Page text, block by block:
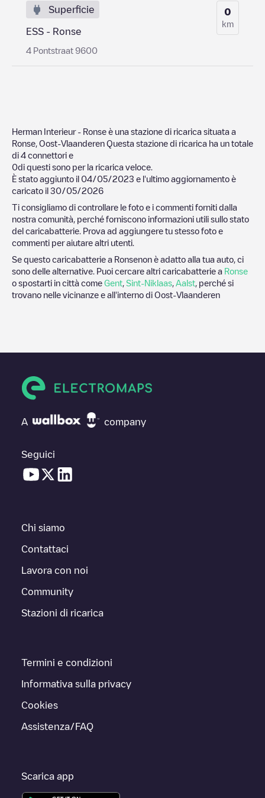
Superficie
ESS - Ronse
4 Pontstraat 9600
0
km
Herman Interieur - Ronse è una stazione di ricarica situata a
Ronse Oost-Vlaanderen Questa stazione di ricarica ha un totale
di 4 connettori e
0di questi sono per la ricarica veloce.
È stato aggiunto il 04/05/2023 e l'ultimo aggiornamento è
caricato il 30/05/2026
Ti consigliamo di controllare le foto e i commenti forniti dalla
nostra comunità, perché forniscono informazioni utili sullo stato
del caricabatterie. Prova ad aggiungere tu stesso foto e
commenti per aiutare altri utenti.
Se questo caricabatterie a Ronsenon è adatto alla tua auto, ci
sono delle alternative. Puoi cercare altri caricabatterie a Ronse
o spostarti in città come Gent Sint-Niklaas Aalst , perché si
trovano nelle vicinanze e all'interno di Oost-Vlaanderen
A company
Seguici
Chi siamo
Contattaci
Lavora con noi
Community
Stazioni di ricarica
Termini e condizioni
Informativa sulla privacy
Cookies
Assistenza/FAQ
Scarica app